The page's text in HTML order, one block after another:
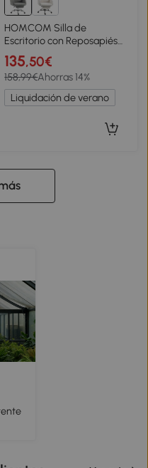
HOMCOM Silla de
Escritorio con Reposapiés
Tapizada en Borreguito con
Respaldo Reclinable
Reposacabezas Ajustable
Gris Claro
135,50€
158,99€Ahorras 14%
Liquidación de verano